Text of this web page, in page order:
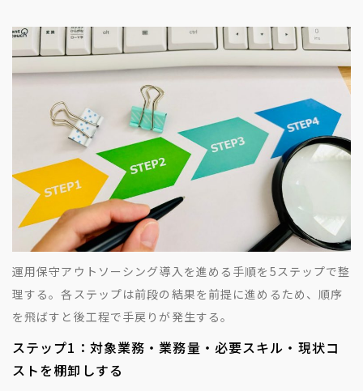
運用保守アウトソーシング導入を進める手順を5ステップで整
理する。各ステップは前段の結果を前提に進めるため、順序
を飛ばすと後工程で手戻りが発生する。
ステップ1：対象業務・業務量・必要スキル・現状コ
ストを棚卸しする